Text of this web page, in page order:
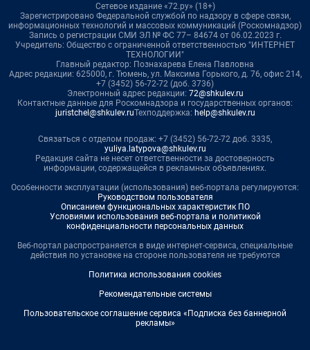
Сетевое издание «72.ру» (18+)
Зарегистрировано Федеральной службой по надзору в сфере связи,
информационных технологий и массовых коммуникаций (Роскомнадзор)
Запись о регистрации СМИ ЭЛ № ФС 77– 84674 от 06.02.2023 г.
Учредитель: Общество с ограниченной ответственностью "ИНТЕРНЕТ
ТЕХНОЛОГИИ"
Главный редактор: Познахарева Елена Павловна
Адрес редакции: 625000, г. Тюмень, ул. Максима Горького, д. 76, офис 214,
+7 (3452) 56-72-72 (доб. 3736)
Электронный адрес редакции: 72@shkulev.ru
Контактные данные для Роскомнадзора и государственных органов:
juristchel@shkulev.ruТехподдержка: help@shkulev.ru
Связаться с отделом продаж: +7 (3452) 56-72-72 доб. 3335,
yuliya.latypova@shkulev.ru
Редакция сайта не несет ответственности за достоверность
информации, содержащейся в рекламных объявлениях.
Особенности эксплуатации (использования) веб-портала регулируются:
Руководством пользователя
Описанием функциональных характеристик ПО
Условиями использования веб-портала и политикой
конфиденциальности персональных данных
Веб-портал распространяется в виде интернет-сервиса, специальные
действия по установке на стороне пользователя не требуются
Политика использования cookies
Рекомендательные системы
Пользовательское соглашение сервиса «Подписка без баннерной
рекламы»